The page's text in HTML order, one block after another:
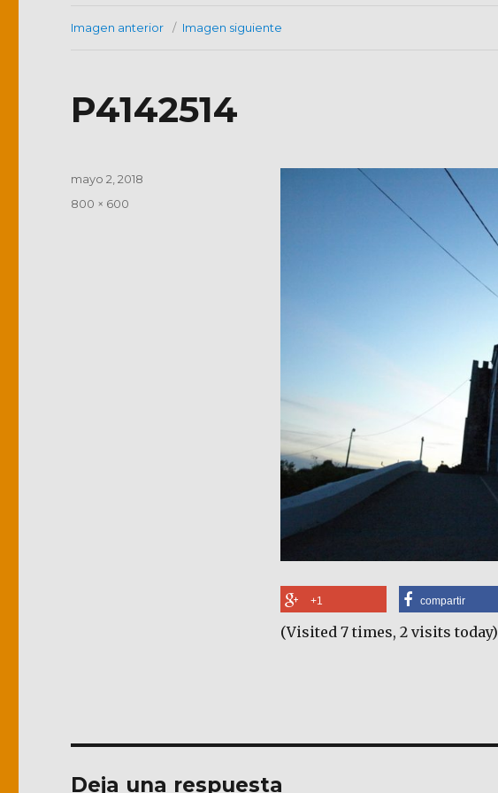
Imagen anterior Imagen siguiente
P4142514
+1 compartir
(Visited 7 times, 2 visits today)
Publicado
mayo 2, 2018
Tamaño
800 × 600
Deja una respuesta